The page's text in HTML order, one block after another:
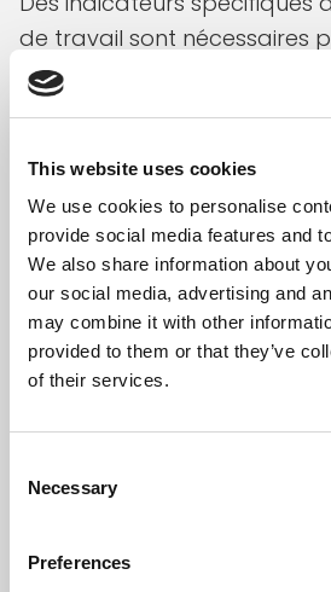
This website uses cookies
We use cookies to personalise
provide social media features and
We also share information about
our social media, advertising and
may combine it with other
provided to them or that they’ve
of their services.
Selection
Necessary
Preferences
de travail sont nécessaires
évolutions et permettre des
d’adaptation sur mesure.
décision fondée sur des
des informations provenant
publiques sont nécessaires.
enquêtes européennes à
recueillent des informations
et secteurs pourraient être
Manque de
détaillées
L’Enquête européenne des